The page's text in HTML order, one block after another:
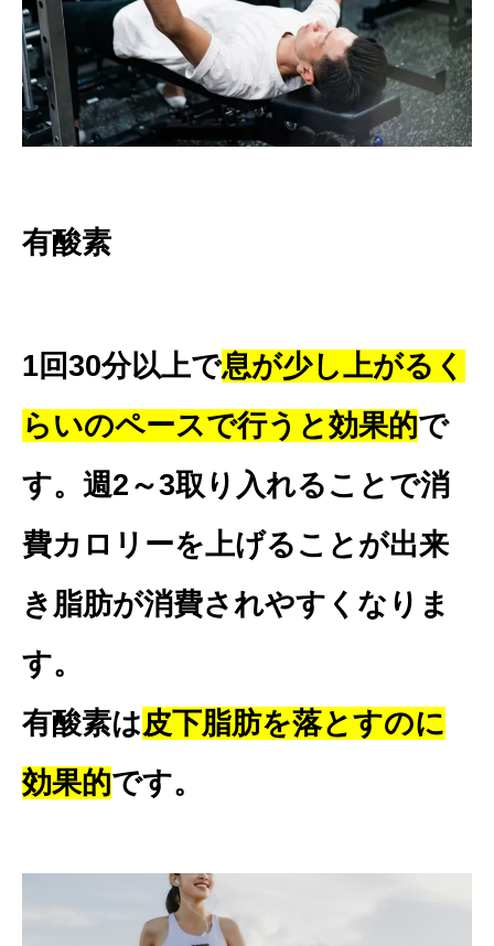
有酸素
1回30分以上で息が少し上がるく
らいのペースで行うと効果的で
す。週2～3取り入れることで消
費カロリーを上げることが出来
き脂肪が消費されやすくなりま
す。
有酸素は皮下脂肪を落とすのに
効果的です。